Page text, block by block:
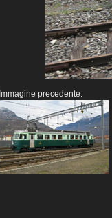
Immagine precedente: